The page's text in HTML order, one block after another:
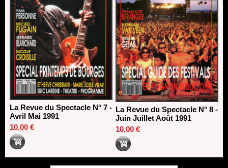
La Revue du Spectacle N° 7 -
Avril Mai 1991
10,00 €
La Revue du Spectacle N° 8 -
Juin Juillet Août 1991
10,00 €